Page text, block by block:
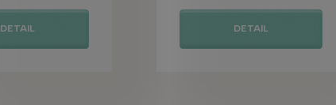
DETAIL DETAIL